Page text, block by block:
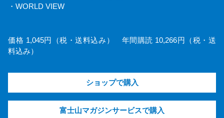
・WORLD VIEW
価格 1,045円（税・送料込み） 年間購読 10,266円（税・送
料込み）
ショップで購入
富士山マガジンサービスで購入